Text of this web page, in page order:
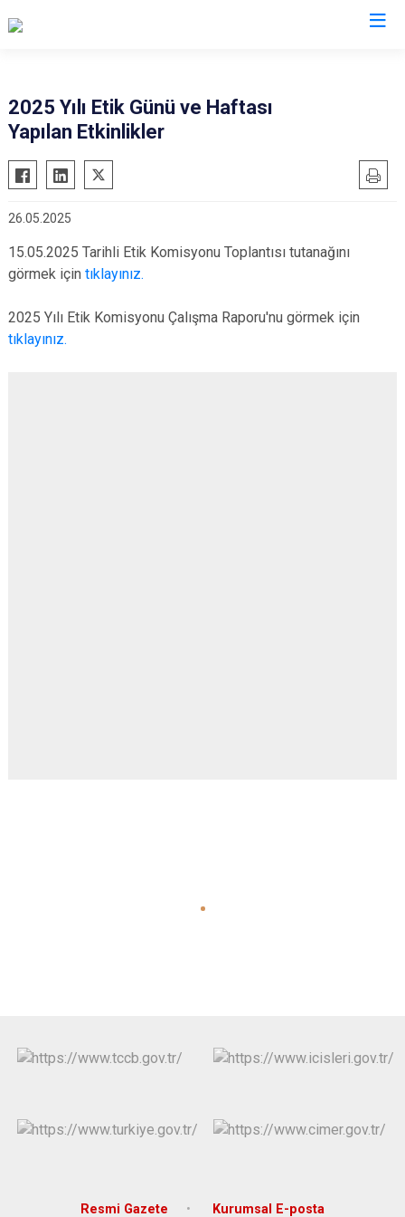
Çerkezköy
Çorlu
Malkara
Marmaraereğlisi
Muratlı
Kapaklı
2025 Yılı Etik Günü ve Haftası
Yapılan Etkinlikler
26.05.2025
15.05.2025 Tarihli Etik Komisyonu Toplantısı tutanağını
görmek için tıklayınız.
2025 Yılı Etik Komisyonu Çalışma Raporu'nu görmek için
tıklayınız.
Resmi Gazete Kurumsal E-posta